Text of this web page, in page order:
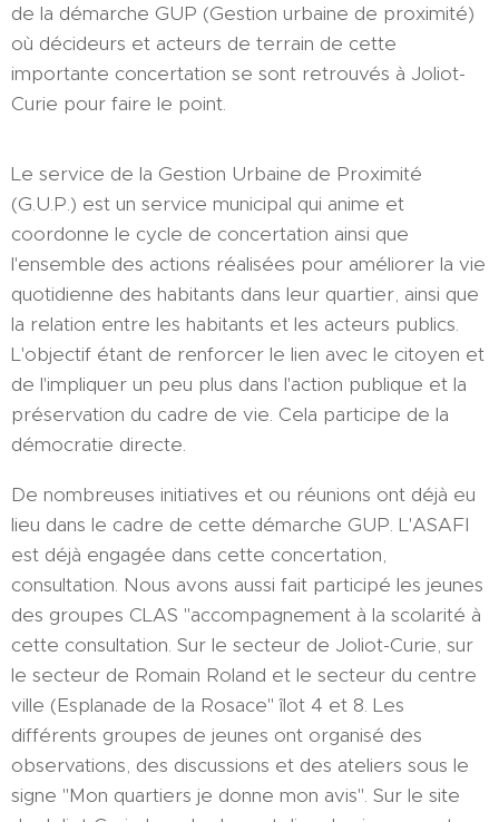
de la démarche GUP (Gestion urbaine de proximité)
où décideurs et acteurs de terrain de cette
importante concertation se sont retrouvés à Joliot-
Curie pour faire le point.
Le service de la Gestion Urbaine de Proximité
(G.U.P.) est un service municipal qui anime et
coordonne le cycle de concertation ainsi que
l'ensemble des actions réalisées pour améliorer la vie
quotidienne des habitants dans leur quartier, ainsi que
la relation entre les habitants et les acteurs publics.
L'objectif étant de renforcer le lien avec le citoyen et
de l'impliquer un peu plus dans l'action publique et la
préservation du cadre de vie. Cela participe de la
démocratie directe.
De nombreuses initiatives et ou réunions ont déjà eu
lieu dans le cadre de cette démarche GUP. L'ASAFI
est déjà engagée dans cette concertation,
consultation. Nous avons aussi fait participé les jeunes
des groupes CLAS "accompagnement à la scolarité à
cette consultation. Sur le secteur de Joliot-Curie, sur
le secteur de Romain Roland et le secteur du centre
ville (Esplanade de la Rosace" îlot 4 et 8. Les
différents groupes de jeunes ont organisé des
observations, des discussions et des ateliers sous le
signe "Mon quartiers je donne mon avis". Sur le site